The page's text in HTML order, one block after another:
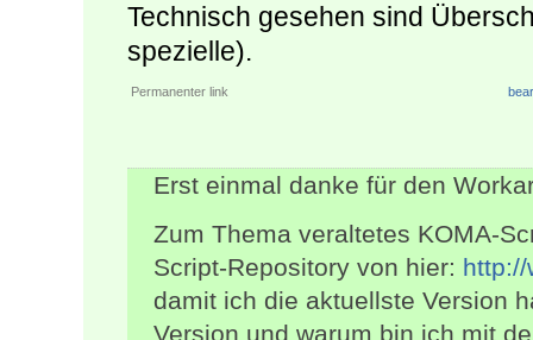
Technisch gesehen sind
spezielle).
Permanenter link
Erst einmal danke für den
Zum Thema veraltetes KOMA-
Script-Repository von hier:
damit ich die aktuellste Version
Version und warum bin ich mit